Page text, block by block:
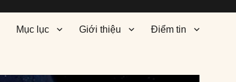
Mục lục Giới thiệu Điểm tin